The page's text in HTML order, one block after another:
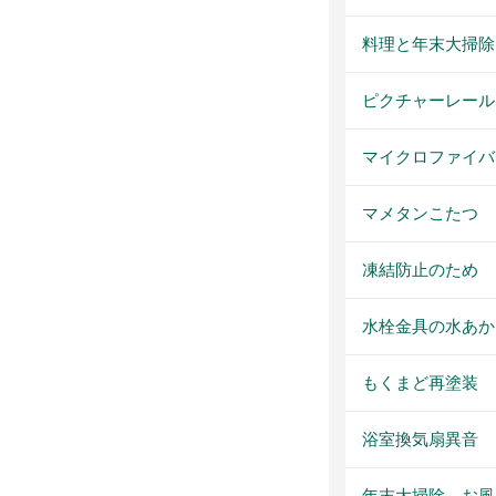
料理と年末大掃除
ピクチャーレール
マイクロファイ
マメタンこたつ
凍結防止のため
水栓金具の水あか
もくまど再塗装
浴室換気扇異音